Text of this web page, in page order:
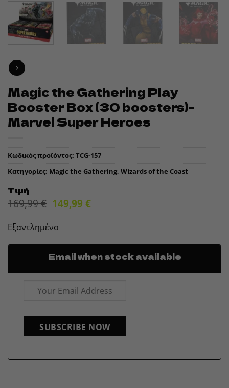
Magic the Gathering Play
Booster Box (30 boosters)-
Marvel Super Heroes
Κωδικός προϊόντος: TCG-157
Κατηγορίες: Magic the Gathering, Wizards of the Coast
Τιμή
169,99€ Original
price
was:
169,99 €.
149,99 €Η
149,99 €.
Εξαντλημένο
Email when stock available
SUBSCRIBE NOW